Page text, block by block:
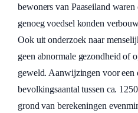
bewoners van Paaseiland
genoeg voedsel konden
Ook uit onderzoek naar
geen abnormale gezondheid of
geweld. Aanwijzingen voor een
bevolkingsaantal tussen ca.
grond van berekeningen